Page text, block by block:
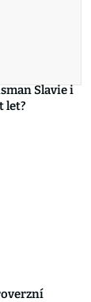
Slavie i
let?